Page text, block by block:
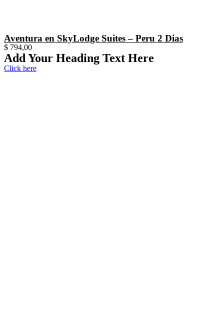
Aventura en SkyLodge Suites – Peru 2 Dias
$ 794,00
Add Your Heading Text Here
Click here